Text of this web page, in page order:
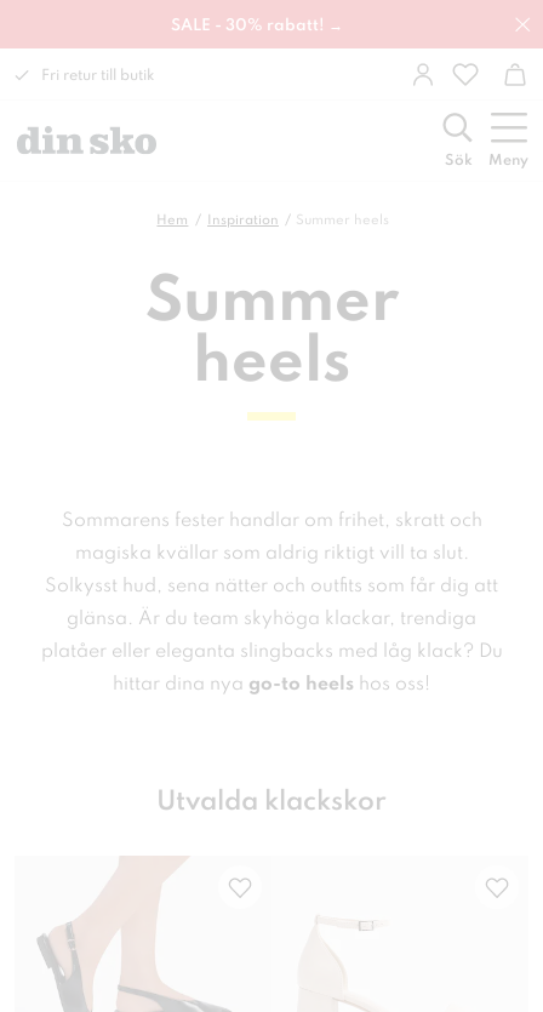
SALE - 30% rabatt! →
Fri retur till butik
Sök Meny
Hem Inspiration Summer heels
Summer
heels
Sommarens fester handlar om frihet, skratt och
magiska kvällar som aldrig riktigt vill ta slut.
Solkysst hud, sena nätter och outfits som får dig att
glänsa. Är du team skyhöga klackar, trendiga
platåer eller eleganta slingbacks med låg klack? Du
hittar dina nya go-to heels hos oss!
Utvalda klackskor